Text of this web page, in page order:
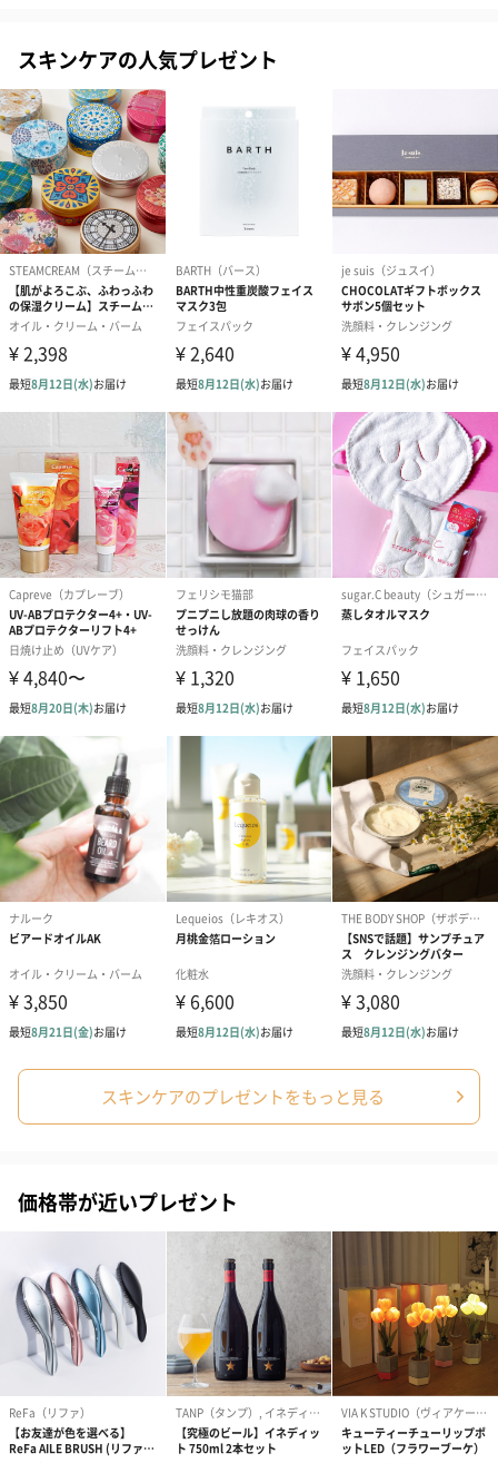
スキンケアの人気プレゼント
スキンケアのプレゼントをもっと見る
価格帯が近いプレゼント